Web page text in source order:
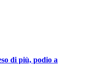
di più, podio a